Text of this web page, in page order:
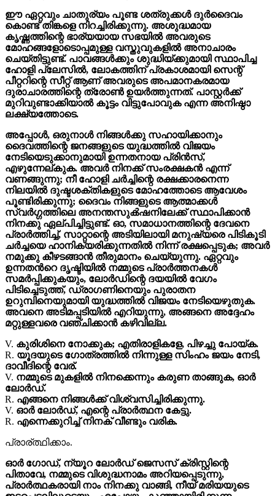
ഈ ഏറ്റവും ചാതുര്യം പൂണ്ട ശത്രുക്കൾ ദുർദൈവം
കൊണ്ട് തിങ്കളെ നിറച്ചിരിക്കുന്നു. അശുദ്ധമായ
കൃഷ്ണത്തിന്റെ ഭാര്യയായ സഭയിൽ അവരുടെ
മോഹങ്ങളോടൊപ്പമുള്ള വസ്തുവുകളിൽ അനാചാരം
ചെയ്തിട്ടുണ്ട്. പാവങ്ങൾക്കും ശുദ്ധിയ്ക്കുമായി സ്ഥാപിച്ച
ഹോളി പ്ലേസില്‍, ലോകത്തിന് പ്രകാശമായി സെന്റ്
പീറ്ററിന്റെ സീറ്റ് ആണ് അവരുടെ അപമാനകരമായ
ദുരാചാരത്തിന്റെ ത്രോൺ ഉയർത്തുന്നത്. പാസ്റ്റർക്ക്
മുറിവുണ്ടാക്കിയാൽ കൂട്ടം വിട്ടുപോവുക എന്ന അനിഷ്ഠാ
ലക്ഷ്യത്തോടെ.
അപ്പോൾ, ഒരുനാള്‍ നിങ്ങൾക്കു സഹായിക്കാനും
ദൈവത്തിന്റെ ജനങ്ങളുടെ യുദ്ധത്തിൽ വിജയം
നേടിയെടുക്കാനുമായി ഉന്നതനായ പ്രിൻസ്,
എഴുന്നേല്കുക. അവർ നിനക്ക് സംരക്ഷകൻ എന്ന്
വണങ്ങുന്നു; നീ ഹോളി ചർച്ചിന്റെ രക്ഷക്കാരനെന്ന
നിലയിൽ ദുഷ്ടശക്തികളുടെ മോഹത്തോടെ ആവേശം
പൂണ്ടിരിക്കുന്നു; ദൈവം നിങ്ങളുടെ ആത്മാക്കൾ
സ്വർഗ്ഗത്തിലെ അനന്തസുക്‍ഷനിലേക്ക് സ്ഥാപിക്കാൻ
നിനക്കു ഏല്പിച്ചിട്ടുണ്ട്. ഓ, സമാധാനത്തിന്റെ ദേവനെ
പ്രാർത്തിച്ച്, സാറ്റാന്റെ അടിയിലായി മനുഷ്യരെ പിടികൂടി
ചർച്ചയെ ഹാനിക്യരിക്കുന്നതിൽ നിന്ന് രക്ഷപ്പെടുക; അവർ
നമുക്കു കീഴടങ്ങാൻ തീരുമാനം ചെയ്യുന്നു. ഏറ്റവും
ഉന്നതൻറെ ദൃഷ്ടിയിൽ നമ്മുടെ പ്രാർത്തനകൾ
സമർപ്പിക്കുകയും, ലോർഡിന്റെ ദയയിൽ വേഗം
പിടിച്ചെടുത്ത്, ഡ്രാഗണിനെയും പുരാതന
ഉറുമ്പിനെയുമായി യുദ്ധത്തിൽ വിജയം നേടിയെഴുതുക.
അവനെ അടിമപ്പടിയിൽ എറിയുന്നു, അങ്ങനെ അദ്ദേഹം
മറ്റുള്ളവരെ വഞ്ചിക്കാൻ കഴിവില്ല.
V. കുരിശിനെ നോക്കുക; എതിരാളികളേ, പിഴച്ചു പോയ്ക.
R. യൂദയുടെ ഗോത്രത്തിൽ നിന്നുള്ള സിംഹം ജയം നേടി,
ദാവീദിന്റെ വേര്.
V. നമ്മുടെ മുകളിൽ നിനക്കെന്നും കരുണ താങ്ങുക, ഓർ
ലോർഡ്.
R. എങ്ങനെ നിങ്ങൾക്ക് വിശ്വസിച്ചിരിക്കുന്നു.
V. ഓർ ലോർഡ്, എന്റെ പ്രാർത്ഥന കേട്ടു.
R. എന്നെക്കുറിച്ച് നിനക് വീണ്ടും വരിക.
പ്രാര്ത്ഥിക്കാം.
ഓർ ഗോഡ്, ന്യൂറ ലോർഡ് ജെസസ് ക്രിസ്റ്റിന്റെ
പിതാവേ, നമ്മുടെ വിശുദ്ധനാമം അറിയപ്പെടുന്നു,
പ്രാർത്ഥകരായി നാം നിനക്കു വാങ്ങി, നീയ് മരിയയുടെ